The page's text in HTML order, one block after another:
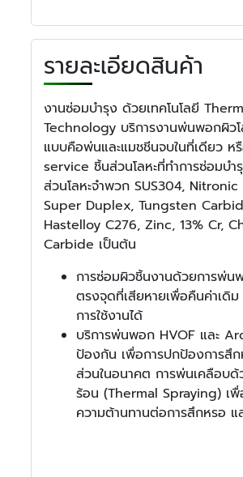
รายละเอียดสินค้า
งานซ่อมบำรุง ด้วยเทคโนโลยี
Technology บริการงานพ่นพอกผิวโ
แบบคือพ่นและแมชชีนจบในที่เดียว
service ชิ้นส่วนโลหะที่ทำการซ่อมบำ
ส่วนโลหะจำพวก SUS304,
Super Duplex, Tungsten
Hastelloy C276, Zinc, 13% Cr,
Carbide เป็นต้น
การซ่อมผิวชิ้นงานด้วยการพ่น
ตรงจุดที่เสียหายเพื่อคืนค่าเดิ
การใช้งานได้
บริการพ่นพอก HVOF และ
ป้องกัน เพื่อการปกป้องการสึ
ส่วนในอนาคต การพ่นเคลือบด้
ร้อน (Thermal Spraying) เ
ความต้านทานต่อการสึกหรอ แ